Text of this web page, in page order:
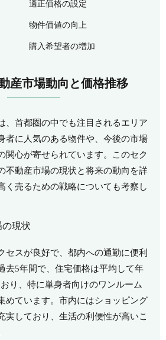
適正価格の設定
物件価値の向上
購入希望者の増加
産市場動向と価格推移
、首都圏の中でも注目されるエリア
者に人気のある物件や、今後の市場
関心が寄せられています。このセク
不動産市場の現状と将来の動向を詳
く売るための戦略についても考察し
の現状
セスが良好で、都内への通勤に便利
去5年間で、住宅価格は平均して年
り、特に単身者向けのワンルーム
めています。市内にはショッピング
実しており、生活の利便性が高いこ